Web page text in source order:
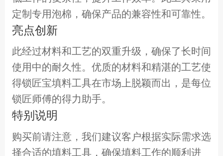
定制专用泡棉，确保产品的兼容性和可靠性。
亮点创新
此经过材料和工艺的双重升级，确保了长时间
使用中的耐久性。优质的材料和精湛的工艺使
得锁匠宝填料工具在市场上脱颖而出，是每位
锁匠师傅的得力助手。
特别说明
购买前请注意，我们建议客户根据实际需求选
择合适的填料工具，确保填料工作的顺利进